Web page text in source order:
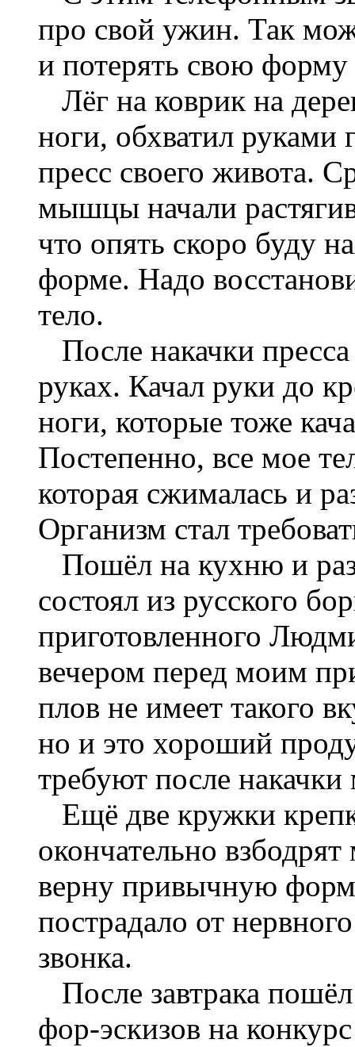
про свой ужин. Так
и потерять свою форму
Лёг на коврик на
ноги, обхватил руками
пресс своего живота.
мышцы начали
что опять скоро буду
форме. Надо
тело.
После накачки
руках. Качал руки до
ноги, которые тоже
Постепенно, все мое
которая сжималась и
Организм стал
Пошёл на кухню и
состоял из русского
приготовленного
вечером перед моим
плов не имеет такого
но и это хороший
требуют после
Ещё две кружки
окончательно
верну привычную
пострадало от
звонка.
После завтрака пошёл
фор-эскизов на